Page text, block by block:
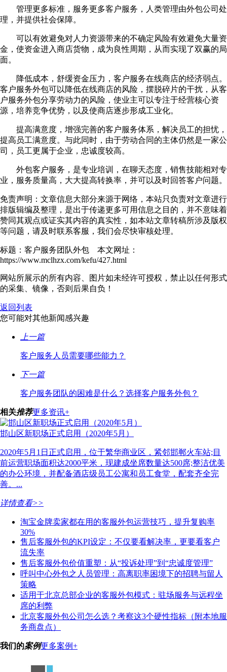
管理更多标准，服务更多客户服务，人类管理由外包公司处
理，并提供社会保障。
可以有效避免对人力资源带来的不确定风险有效避免大量资
金，使资金进入商店货物，成为良性周期，从而实现了双赢的局
面。
降低成本，舒缓资金压力，客户服务在线商店的经济弱点。
客户服务外包可以降低在线商店的风险，摆脱碎片的干扰，从客
户服务外包分享劳动力的风险，使业主可以专注于经营核心资
源，培养竞争优势，以及使商店逐步形成工业化。
提高满意度，增强完善的客户服务体系，解决员工的担忧，
提高员工满意度。与此同时，由于劳动合同的主体仍然是一家公
司，员工更属于企业，忠诚度较高。
外包客户服务，是专业培训，在聊天态度，销售技能相对专
业，服务质量高，大大提高转换率，并可以及时回答客户问题。
免责声明：文章信息大部分来源于网络，本站只负责对文章进行
排版辑编及整理，是出于传递更多可用信息之目的，并不意味着
赞同其观点或证实其内容的真实性，如本站文章转稿所涉及版权
等问题，请及时联系客服，我们会尽快审核处理。
标题：客户服务团队外包 本文网址：
https://www.mclhzx.com/kefu/427.html
网站所展示的所有内容、图片如未经许可授权，禁止以任何形式
的采集、镜像，否则后果自负！
返回列表
您可能对其他新闻感兴趣
上一篇
客户服务人员需要哪些能力？
下一篇
客户服务团队的困难是什么？选择客户服务外包？
相关推荐更多资讯+
邯山区新职场正式启用（2020年5月）
2020年5月1日正式启用，位于繁华商业区，紧邻邯郸火车站;目
前运营职场面积达2000平米，现建成坐席数量达500席;整洁优美
的办公环境，并配备酒店级员工公寓和员工食堂，配套齐全完
善。...
详情查看>>
淘宝金牌卖家都在用的客服外包运营技巧，提升复购率
30%
售后客服外包的KPI设定：不仅要看解决率，更要看客户
流失率
售后客服外包价值重塑：从“投诉处理”到“忠诚度管理”
呼叫中心外包之人员管理：高离职率困境下的招聘与留人
策略
适用于北京总部企业的客服外包模式：驻场服务与远程坐
席的利弊
北京客服外包公司怎么选？考察这3个硬性指标（附本地服
务商盘点）
我们的案例更多案例+